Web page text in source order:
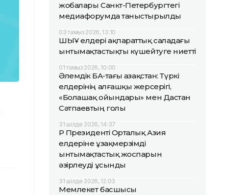
жобалары Санкт-Петербургтегі
медиафорумда таныстырылды
03 тамыз 2026, 13:10
ШЫҰ елдері ақпараттық саладағы
ынтымақтастықты күшейтуге ниетті
01 тамыз 2026, 10:00
Әлемдік БАҚ-тағы Қазақстан: Түркі
елдерінің алғашқы жерсерігі,
«Болашақ ойындары» мен Дастан
Сәтпаевтың голы
31 шілде 2026, 14:37
ҚР Президенті Орталық Азия
елдеріне ұзақмерзімді
ынтымақтастық жоспарын
әзірлеуді ұсынды
31 шілде 2026, 12:03
Мемлекет басшысы